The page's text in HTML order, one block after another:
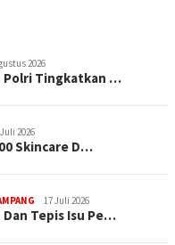
2026
Polri Tingkatkan …
2026
Skincare D…
17 Juli 2026
Dan Tepis Isu Pe…